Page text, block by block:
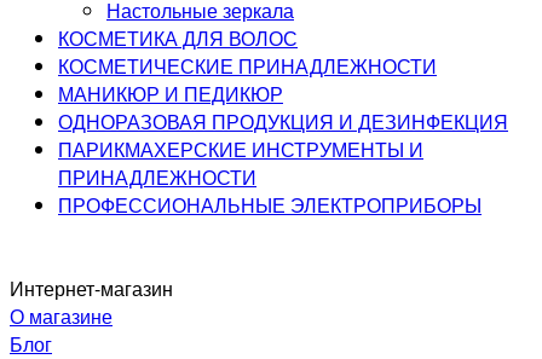
Настольные зеркала
КОСМЕТИКА ДЛЯ ВОЛОС
КОСМЕТИЧЕСКИЕ ПРИНАДЛЕЖНОСТИ
МАНИКЮР И ПЕДИКЮР
ОДНОРАЗОВАЯ ПРОДУКЦИЯ И ДЕЗИНФЕКЦИЯ
ПАРИКМАХЕРСКИЕ ИНСТРУМЕНТЫ И
ПРИНАДЛЕЖНОСТИ
ПРОФЕССИОНАЛЬНЫЕ ЭЛЕКТРОПРИБОРЫ
Интернет-магазин
О магазине
Блог